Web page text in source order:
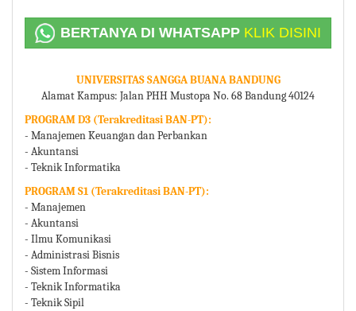
BERTANYA DI WHATSAPP KLIK DISINI
UNIVERSITAS SANGGA BUANA BANDUNG
Alamat Kampus: Jalan PHH Mustopa No. 68 Bandung 40124
PROGRAM D3 (Terakreditasi BAN-PT):
- Manajemen Keuangan dan Perbankan
- Akuntansi
- Teknik Informatika
PROGRAM S1 (Terakreditasi BAN-PT):
- Manajemen
- Akuntansi
- Ilmu Komunikasi
- Administrasi Bisnis
- Sistem Informasi
- Teknik Informatika
- Teknik Sipil